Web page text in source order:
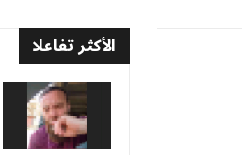
الأكثر تفاعلا